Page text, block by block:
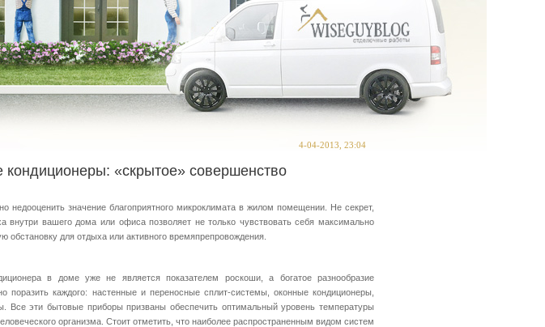
4-04-2013, 23:04
кондиционеры: «скрытое» совершенство
недооценить значение благоприятного микроклимата в жилом помещении. Не секрет,
внутри вашего дома или офиса позволяет не только чувствовать себя максимально
обстановку для отдыха или активного времяпрепровождения.
в доме уже не является показателем роскоши, а богатое разнообразие
поразить каждого: настенные и переносные сплит-системы, оконные кондиционеры,
Все эти бытовые приборы призваны обеспечить оптимальный уровень температуры
организма. Стоит отметить, что наиболее распространенным видом систем